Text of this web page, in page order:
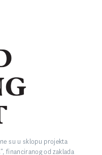
su u sklopu projekta
financiranog od zaklada